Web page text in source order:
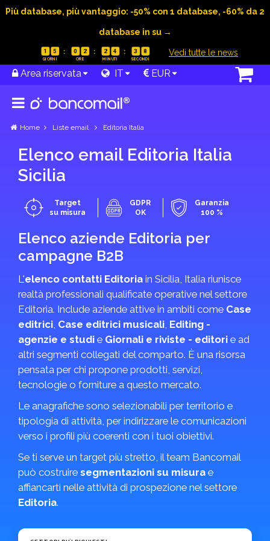
Più database, più vantaggio: -50% con 1 database, -60% da 2
database in su →
1 5 0 2 2 4 3 7 Vedi tutte le news
Area riservata IT EUR
Home Liste email Editoria Italia
Elenco email Editoria Italia
Sicilia
Target
su misura
GDPR
OK
Garanzia
100 %
Elenco aziende Editoria per
campagne B2B
L'elenco contatti Editoria in Sicilia, Italia riunisce
realtà professionali qualificate operative nel settore
Editoria. Include aziende attive in ambiti come Case
editrici, Case editrici musicali, Editing -
agenzie e studi e Giornali e riviste - editori e ad
altri segmenti collegati del comparto. È una risorsa
pensata per chi propone prodotti, servizi,
tecnologie o forniture a questo mercato.
Le anagrafiche sono selezionabili per territorio e
tipologia di attività, per indirizzare le comunicazioni
verso i profili più coerenti con i tuoi obiettivi.
Se ti serve un target più stretto, il team Bancomail
può costruire segmentazioni su misura e
affiancarti nelle attività di prospezione nel settore
Editoria.